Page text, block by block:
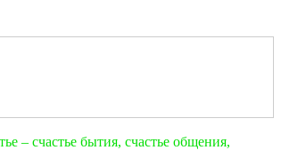
– счастье бытия, счастье общения,